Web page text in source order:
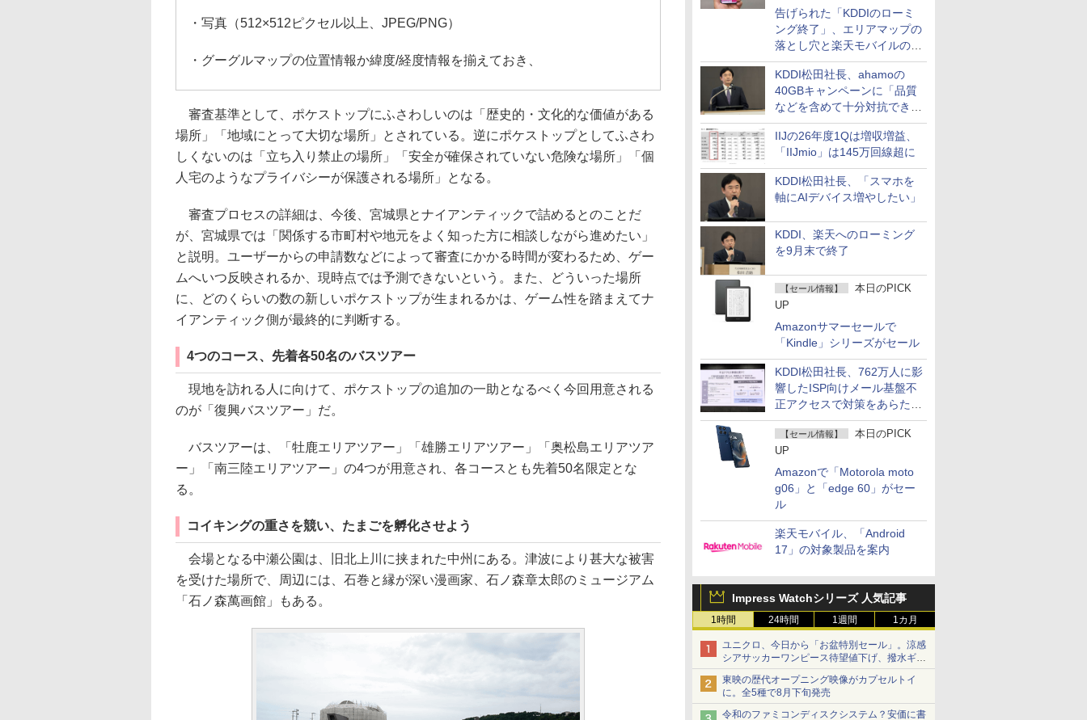
告げられた「KDDIのローミ
ング終了」、エリアマップの
落とし穴と楽天モバイルの課
題
KDDI松田社長、ahamoの
40GBキャンペーンに「品質
などを含めて十分対抗でき
る」
IIJの26年度1Qは増収増益、
「IIJmio」は145万回線超に
KDDI松田社長、「スマホを
軸にAIデバイス増やしたい」
KDDI、楽天へのローミング
を9月末で終了
【セール情報】
本日のPICK
UP
Amazonサマーセールで
「Kindle」シリーズがセール
KDDI松田社長、762万人に影
響したISP向けメール基盤不
正アクセスで対策をあらため
て説明
【セール情報】
本日のPICK
UP
Amazonで「Motorola moto
g06」と「edge 60」がセー
ル
楽天モバイル、「Android
17」の対象製品を案内
Impress Watchシリーズ 人気記事
1時間 24時間 1週間 1カ月
ユニクロ、今日から「お盆特別セール」。涼感
シアサッカーワンピース待望値下げ、撥水ギア
ショーツは1990円に
東映の歴代オープニング映像がカプセルトイ
に。全5種で8月下旬発売
令和のファミコンディスクシステム？安価に書
・写真（512×512ピクセル以上、JPEG/PNG）
・グーグルマップの位置情報か緯度/経度情報を揃えておき、
審査基準として、ポケストップにふさわしいのは「歴史的・文化的な価値がある
場所」「地域にとって大切な場所」とされている。逆にポケストップとしてふさわ
しくないのは「立ち入り禁止の場所」「安全が確保されていない危険な場所」「個
人宅のようなプライバシーが保護される場所」となる。
審査プロセスの詳細は、今後、宮城県とナイアンティックで詰めるとのことだ
が、宮城県では「関係する市町村や地元をよく知った方に相談しながら進めたい」
と説明。ユーザーからの申請数などによって審査にかかる時間が変わるため、ゲー
ムへいつ反映されるか、現時点では予測できないという。また、どういった場所
に、どのくらいの数の新しいポケストップが生まれるかは、ゲーム性を踏まえてナ
イアンティック側が最終的に判断する。
4つのコース、先着各50名のバスツアー
現地を訪れる人に向けて、ポケストップの追加の一助となるべく今回用意される
のが「復興バスツアー」だ。
バスツアーは、「牡鹿エリアツアー」「雄勝エリアツアー」「奥松島エリアツア
ー」「南三陸エリアツアー」の4つが用意され、各コースとも先着50名限定とな
る。
コイキングの重さを競い、たまごを孵化させよう
会場となる中瀬公園は、旧北上川に挟まれた中州にある。津波により甚大な被害
を受けた場所で、周辺には、石巻と縁が深い漫画家、石ノ森章太郎のミュージアム
「石ノ森萬画館」もある。